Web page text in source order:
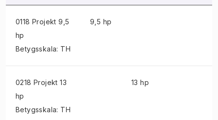
0118 Projekt 9,5
hp
Betygsskala: TH
9,5 hp
0218 Projekt 13
hp
Betygsskala: TH
13 hp